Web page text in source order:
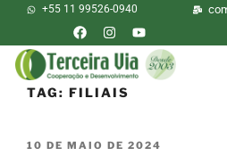
+55 11 99526-0940
TAG: FILIAIS
10 DE MAIO DE 2024